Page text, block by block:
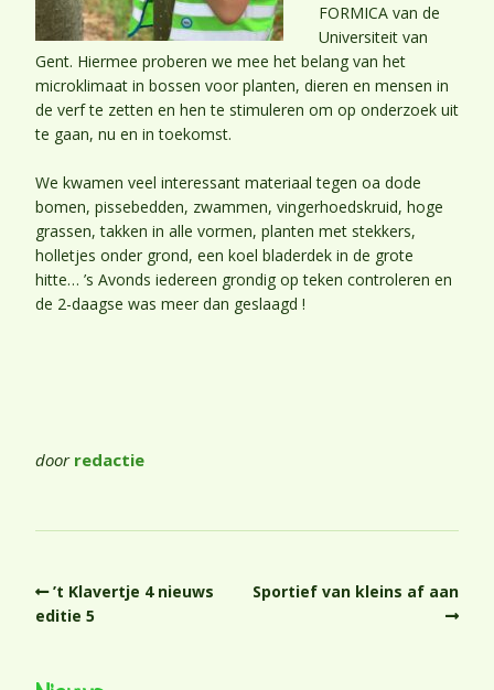
FORMICA van de
Universiteit van
Gent. Hiermee proberen we mee het belang van het
microklimaat in bossen voor planten, dieren en mensen in
de verf te zetten en hen te stimuleren om op onderzoek uit
te gaan, nu en in toekomst.
We kwamen veel interessant materiaal tegen oa dode
bomen, pissebedden, zwammen, vingerhoedskruid, hoge
grassen, takken in alle vormen, planten met stekkers,
holletjes onder grond, een koel bladerdek in de grote
hitte… ’s Avonds iedereen grondig op teken controleren en
de 2-daagse was meer dan geslaagd !
door redactie
’t Klavertje 4 nieuws
editie 5
Sportief van kleins af aan